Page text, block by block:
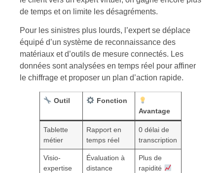
de temps et on limite les désagréments.
Pour les sinistres plus lourds, l’expert se déplace
équipé d’un système de reconnaissance des
matériaux et d’outils de mesure connectés. Les
données sont analysées en temps réel pour affiner
le chiffrage et proposer un plan d’action rapide.
Outil
Fonction
Avantage
Tablette
métier
Rapport en
temps réel
0 délai de
transcription
Visio-
expertise
Évaluation à
distance
Plus de
rapidité